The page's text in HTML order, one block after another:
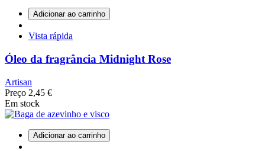
Adicionar ao carrinho
Vista rápida
Óleo da fragrância Midnight Rose
Artisan
Preço 2,45 €
Em stock
Adicionar ao carrinho